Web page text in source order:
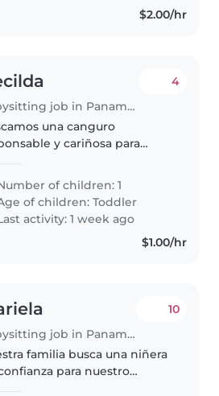
$2.00/hr
Babysitting job in Panama City
4
una canguro
y cariñosa para
Le encanta correr y jugar,
que valoramos su energía y
La canguro debe ser
of children: 1
of children:Toddler
activity: 1 week ago
$1.00/hr
Babysitting job in Panama City
10
familia busca una niñera
para nuestro